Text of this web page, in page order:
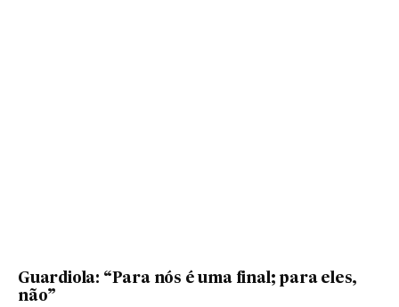
Guardiola: “Para nós é uma final; para eles,
não”